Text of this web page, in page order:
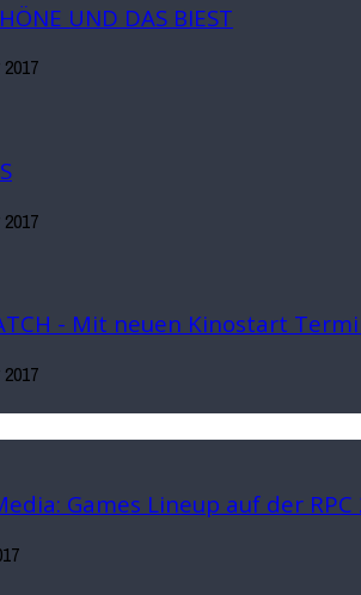
UND DAS BIEST
2017
2017
- Mit neuen Kinostart
2017
Games Lineup auf der RPC